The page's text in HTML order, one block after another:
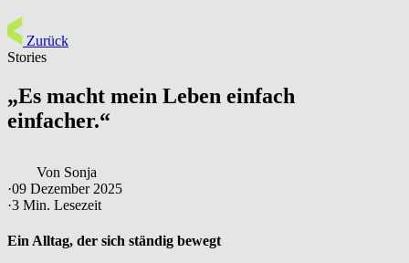
Zurück
Stories
„Es macht mein Leben einfach
einfacher.“
Von Sonja
·09 Dezember 2025
·3 Min. Lesezeit
Ein Alltag, der sich ständig bewegt